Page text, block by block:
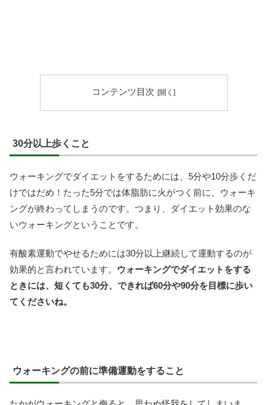
コンテンツ目次
30分以上歩くこと
ウォーキングでダイエットをするためには、5分や10分歩くだ
けではだめ！たった5分では体脂肪に火がつく前に、ウォーキ
ングが終わってしまうのです。つまり、ダイエット効果のな
いウォーキングということです。
有酸素運動でやせるためには30分以上継続して運動するのが
効果的と言われています。 ウォーキングでダイエットをする
ときには、短くても30分、できれば60分や90分を目標に歩い
てくださいね。
ウォーキングの前に準備運動をすること